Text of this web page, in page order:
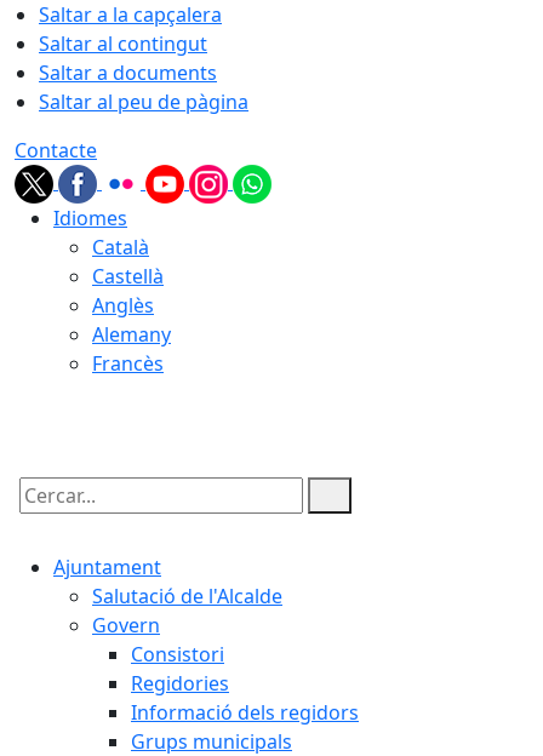
Saltar a la capçalera
Saltar al contingut
Saltar a documents
Saltar al peu de pàgina
Contacte
Idiomes
Català
Castellà
Anglès
Alemany
Francès
Cercar:
Ajuntament
Salutació de l'Alcalde
Govern
Consistori
Regidories
Informació dels regidors
Grups municipals